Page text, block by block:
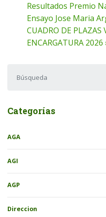
Resultados Premio
Ensayo Jose Maria
CUADRO DE PLAZAS
ENCARGATURA 2026
Categorías
AGA
AGI
AGP
Direccion